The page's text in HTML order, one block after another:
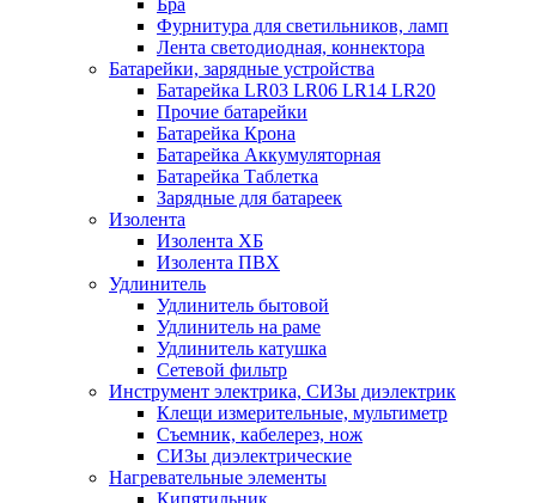
Бра
Фурнитура для светильников, ламп
Лента светодиодная, коннектора
Батарейки, зарядные устройства
Батарейка LR03 LR06 LR14 LR20
Прочие батарейки
Батарейка Крона
Батарейка Аккумуляторная
Батарейка Таблетка
Зарядные для батареек
Изолента
Изолента ХБ
Изолента ПВХ
Удлинитель
Удлинитель бытовой
Удлинитель на раме
Удлинитель катушка
Сетевой фильтр
Инструмент электрика, СИЗы диэлектрик
Клещи измерительные, мультиметр
Съемник, кабелерез, нож
СИЗы диэлектрические
Нагревательные элементы
Кипятильник